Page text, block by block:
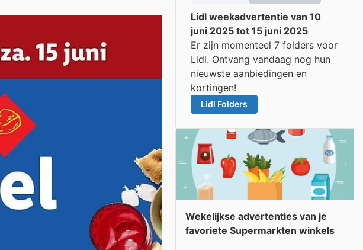
Lidl weekadvertentie van 10
juni 2025 tot 15 juni 2025
Er zijn momenteel 7 folders voor
Lidl. Ontvang vandaag nog hun
nieuwste aanbiedingen en
kortingen!
Lidl Folders
Wekelijkse advertenties van je
favoriete Supermarkten winkels